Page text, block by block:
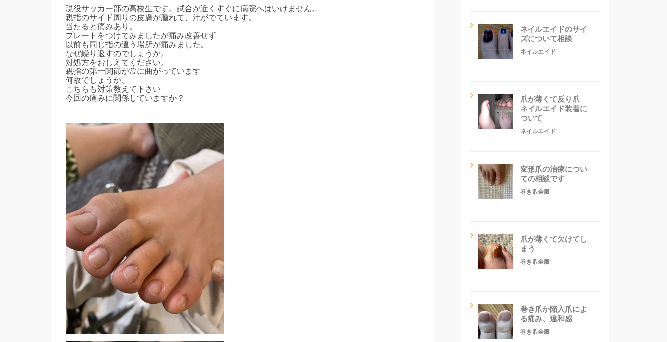
現役サッカー部の高校生です。試合が近くすぐに病院へはいけません。
親指のサイド周りの皮膚が腫れて、汁がでています。
当たると痛みあり。
プレートをつけてみましたが痛み改善せず
以前も同じ指の違う場所が痛みました。
なぜ繰り返すのでしょうか。
対処方をおしえてください。
親指の第一関節が常に曲がっています
何故でしょうか、
こちらも対策教えて下さい
今回の痛みに関係していますか？
ネイルエイドのサイ
ズについて相談
ネイルエイド
爪が薄くて反り爪
ネイルエイド装着に
ついて
ネイルエイド
変形爪の治療につい
ての相談です
巻き爪全般
爪が薄くて欠けてし
まう
巻き爪全般
巻き爪か陥入爪によ
る痛み、違和感
巻き爪全般